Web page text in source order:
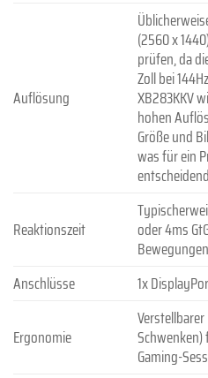
Auflösung
(2560 x
prüfen, da
Zoll bei
XB283KKV
hohen
Größe und
was für ein
Reaktionszeit oder 4ms
Anschlüsse
1x
Ergonomie
Gaming-